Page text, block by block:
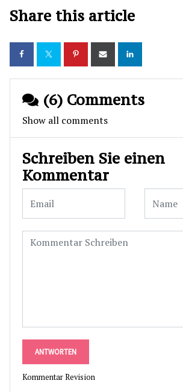
Share this article
(6) Comments
Show all comments
Schreiben Sie einen
Kommentar
ANTWORTEN
Kommentar Revision